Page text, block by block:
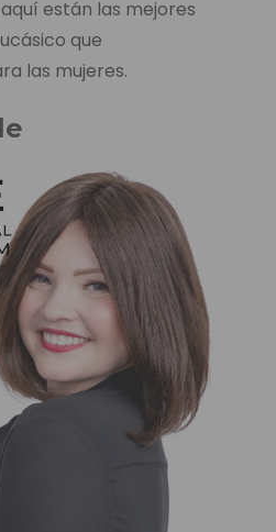
están las mejores
que
las mujeres.